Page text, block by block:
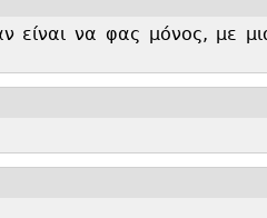
να φας μόνος, με